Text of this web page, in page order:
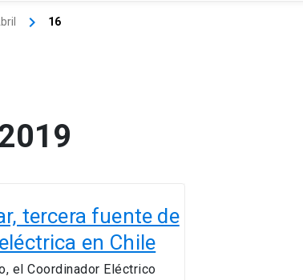
16
tercera fuente de
en Chile
el Coordinador Eléctrico